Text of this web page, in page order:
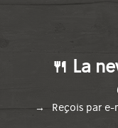
🍴 La
Reçois par